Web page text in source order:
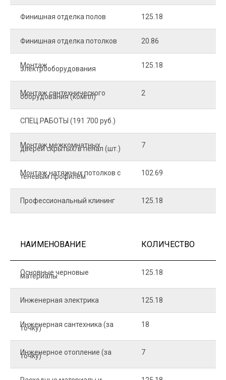
Финишная отделка полов 125.18
Финишная отделка потолков 20.86
Монтаж
электрооборудования 125.18
Монтаж сантехнического
оборудования (компл) 2
СПЕЦ.РАБОТЫ (191 700 руб.)
Монтаж межкомнатных
дверей скрытых/в пенал (шт.) 7
Монтаж натяжных потолков с
теневым профилем 102.69
Профессиональный клининг 125.18
НАИМЕНОВАНИЕ КОЛИЧЕСТВО
Основные черновые
материалы 125.18
Инженерная электрика 125.18
Инженерная сантехника (за
точку) 18
Инженерное отопление (за
точку) 7